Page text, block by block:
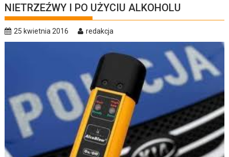
NIETRZEŹWY I PO UŻYCIU ALKOHOLU
25 kwietnia 2016 redakcja